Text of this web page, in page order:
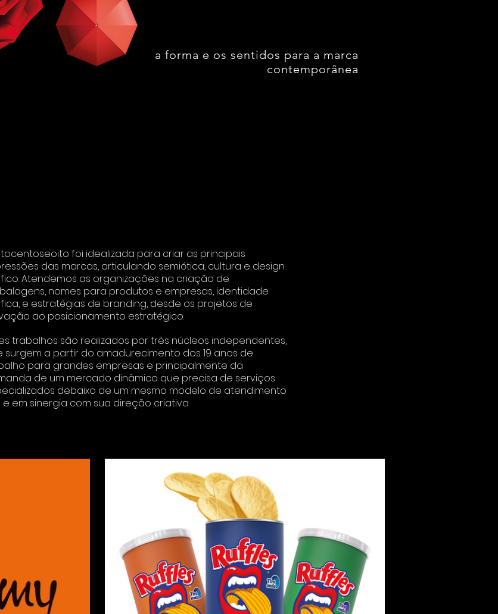
a forma e os sentidos para a marca
contemporânea
foi idealizada para criar as principais
das marcas, articulando semiótica, cultura e design
Atendemos as organizações na criação de
nomes para produtos e empresas, identidade
e estratégias de branding, desde os projetos de
ao posicionamento estratégico.
trabalhos são realizados por três núcleos independentes,
surgem a partir do amadurecimento dos 19 anos de
para grandes empresas e principalmente da
de um mercado dinâmico que precisa de serviços
debaixo de um mesmo modelo de atendimento
e em sinergia com sua direção criativa.